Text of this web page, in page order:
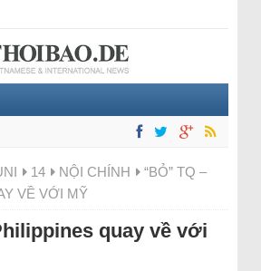
14 NỘI CHÍNH
“BỎ” TQ –
VỀ VỚI MỸ
quay về với